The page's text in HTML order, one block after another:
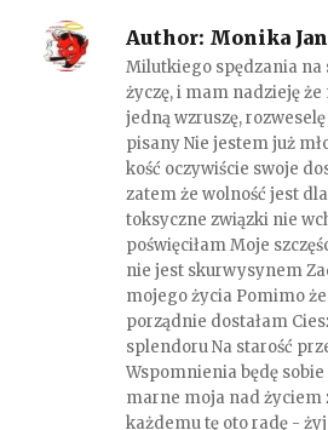
Author: Monika
Milutkiego spędzania
życzę, i mam nadzieję
jedną wzruszę,
pisany Nie jestem już
kość oczywiście swoje
zatem że wolność jest
toksyczne związki nie
poświęciłam Moje
nie jest skurwysynem
mojego życia Pomimo
porządnie dostałam
splendoru Na starość
Wspomnienia będę
marne moja nad życiem
każdemu tę oto radę -